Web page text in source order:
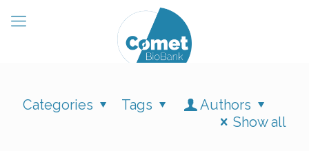
Categories Tags
Authors
Show all